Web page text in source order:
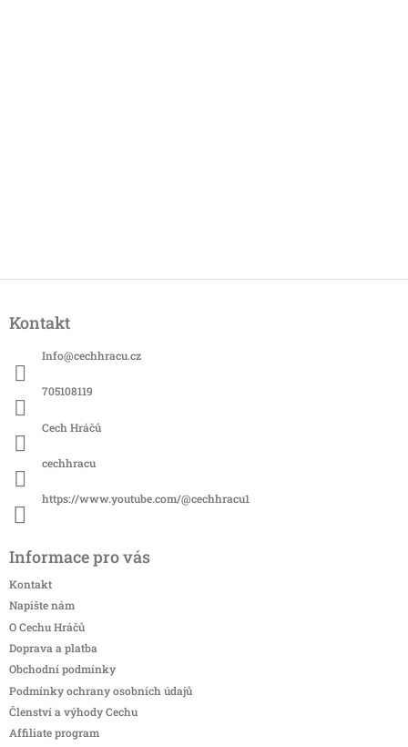
pKontakt
Info@cechhracu.cz
705108119
Cech Hráčů
cechhracu
https://www.youtube.com/@cechhracu1
Informace pro vás
Kontakt
Napište nám
O Cechu Hráčů
Doprava a platba
Obchodní podmínky
Podmínky ochrany osobních údajů
Členství a výhody Cechu
Affiliate program